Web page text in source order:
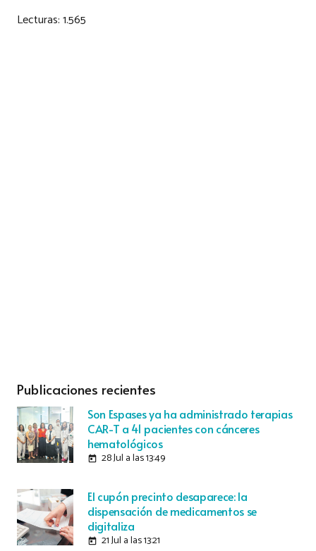
Lecturas:1.565
Publicaciones recientes
Son Espases ya ha administrado terapias
CAR-T a 41 pacientes con cánceres
hematológicos
today 28 Jul a las 13:49
El cupón precinto desaparece: la
dispensación de medicamentos se
digitaliza
today 21 Jul a las 13:21